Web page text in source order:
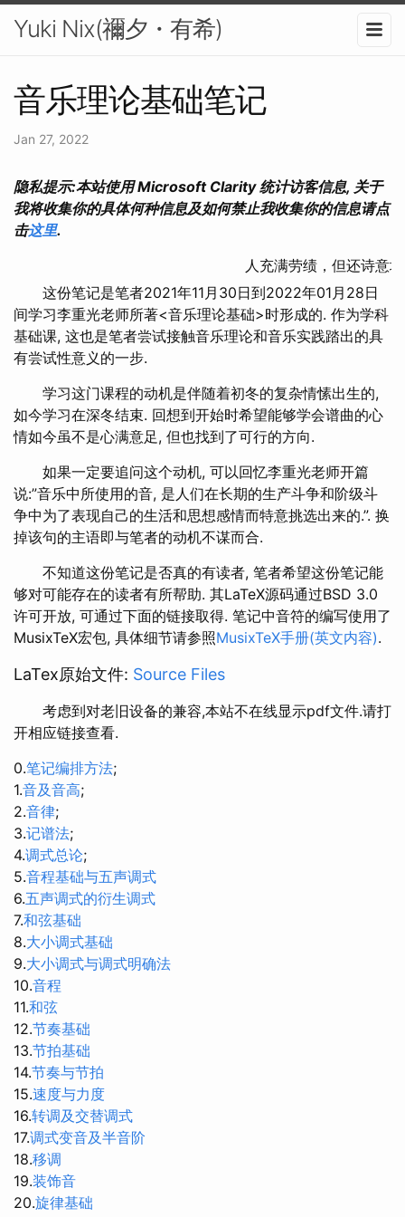
Yuki Nix(禰夕・有希)
音乐理论基础笔记
Jan 27, 2022
隐私提示:本站使用 Microsoft Clarity 统计访客信息, 关于
我将收集你的具体何种信息及如何禁止我收集你的信息请点
击这里.
人充满劳绩，但还诗意
这份笔记是笔者2021年11月30日到2022年01月28日
间学习李重光老师所著<音乐理论基础>时形成的. 作为学科
基础课, 这也是笔者尝试接触音乐理论和音乐实践踏出的具
有尝试性意义的一步.
学习这门课程的动机是伴随着初冬的复杂情愫出生的,
如今学习在深冬结束. 回想到开始时希望能够学会谱曲的心
情如今虽不是心满意足, 但也找到了可行的方向.
如果一定要追问这个动机, 可以回忆李重光老师开篇
说:”音乐中所使用的音, 是人们在长期的生产斗争和阶级斗
争中为了表现自己的生活和思想感情而特意挑选出来的.”. 换
掉该句的主语即与笔者的动机不谋而合.
不知道这份笔记是否真的有读者, 笔者希望这份笔记能
够对可能存在的读者有所帮助. 其LaTeX源码通过BSD 3.0
许可开放, 可通过下面的链接取得. 笔记中音符的编写使用了
MusixTeX宏包, 具体细节请参照MusixTeX手册(英文内容).
LaTex原始文件: Source Files
考虑到对老旧设备的兼容,本站不在线显示pdf文件.请打
开相应链接查看.
0.笔记编排方法;
1.音及音高;
2.音律;
3.记谱法;
4.调式总论;
5.音程基础与五声调式
6.五声调式的衍生调式
7.和弦基础
8.大小调式基础
9.大小调式与调式明确法
10.音程
11.和弦
12.节奏基础
13.节拍基础
14.节奏与节拍
15.速度与力度
16.转调及交替调式
17.调式变音及半音阶
18.移调
19.装饰音
20.旋律基础